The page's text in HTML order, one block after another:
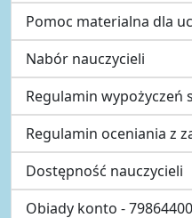
Pomoc materialna dla
Nabór nauczycieli
Regulamin
Regulamin oceniania z
Dostępność nauczycieli
Obiady konto -